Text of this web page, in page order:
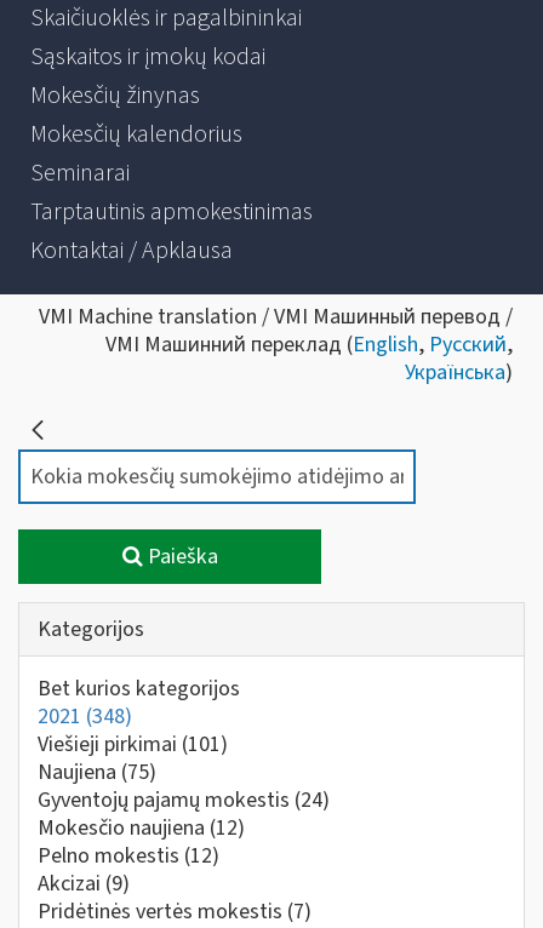
Skaičiuoklės ir pagalbininkai
Sąskaitos ir įmokų kodai
Mokesčių žinynas
Mokesčių kalendorius
Seminarai
Tarptautinis apmokestinimas
Kontaktai / Apklausa
VMI Machine translation / VMI Машинный перевод /
VMI Машинний переклад (English, Русский,
Українська)
Paieška
Kategorijos
Bet kurios kategorijos
2021 (348)
Viešieji pirkimai (101)
Naujiena (75)
Gyventojų pajamų mokestis (24)
Mokesčio naujiena (12)
Pelno mokestis (12)
Akcizai (9)
Pridėtinės vertės mokestis (7)